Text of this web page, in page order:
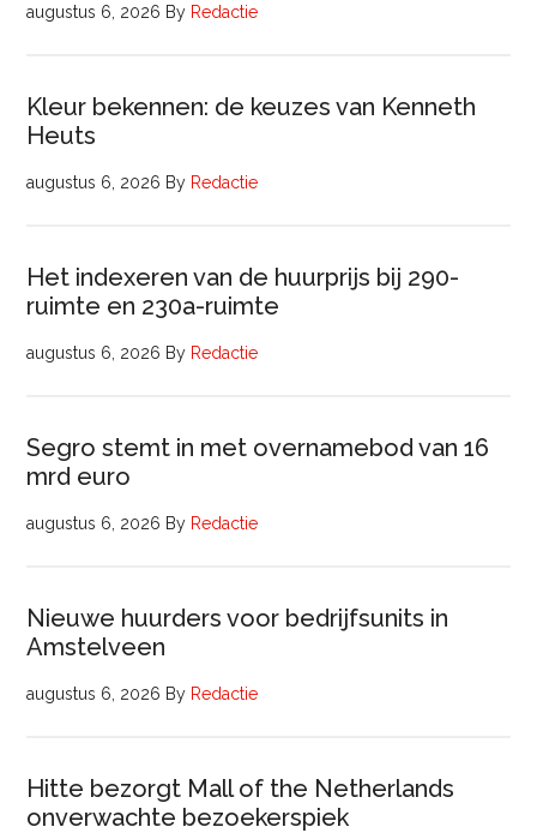
augustus 6, 2026 By Redactie
Kleur bekennen: de keuzes van Kenneth
Heuts
augustus 6, 2026 By Redactie
Het indexeren van de huurprijs bij 290-
ruimte en 230a-ruimte
augustus 6, 2026 By Redactie
Segro stemt in met overnamebod van 16
mrd euro
augustus 6, 2026 By Redactie
Nieuwe huurders voor bedrijfsunits in
Amstelveen
augustus 6, 2026 By Redactie
Hitte bezorgt Mall of the Netherlands
onverwachte bezoekerspiek